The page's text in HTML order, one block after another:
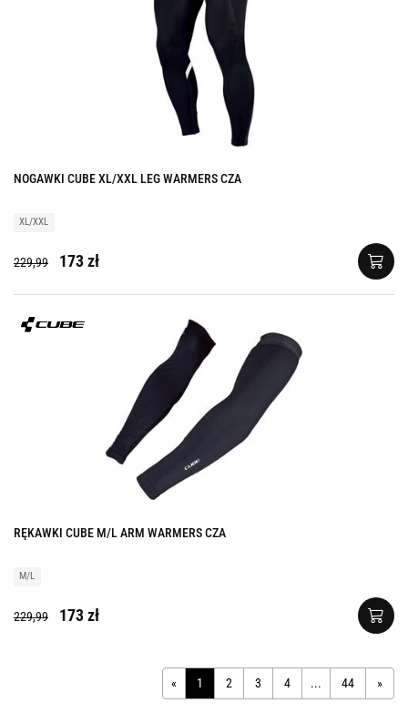
NOGAWKI CUBE XL/XXL LEG WARMERS CZA
XL/XXL
229,99 173 zł
RĘKAWKI CUBE M/L ARM WARMERS CZA
M/L
229,99 173 zł
« 1 2 3 4 ... 44 »